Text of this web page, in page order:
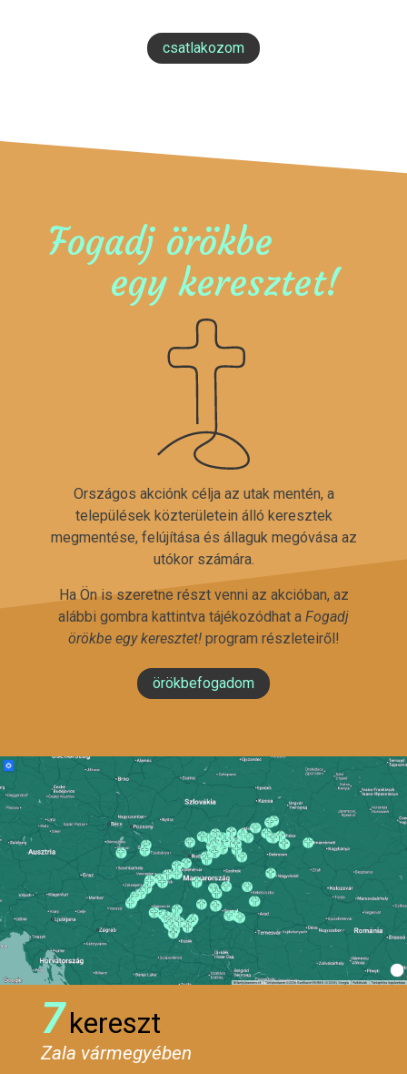
csatlakozom
Fogadj örökbe
egy keresztet!
Országos akciónk célja az utak mentén, a
települések közterületein álló keresztek
megmentése, felújítása és állaguk megóvása az
utókor számára.
Ha Ön is szeretne részt venni az akcióban, az
alábbi gombra kattintva tájékozódhat a Fogadj
örökbe egy keresztet!program részleteiről!
örökbefogadom
7kereszt
Zala vármegyében